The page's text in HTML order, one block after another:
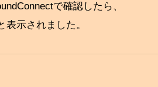
で確認したら、
表示されました。